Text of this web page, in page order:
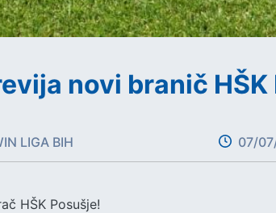
novi branič HŠK
LIGA BIH 07/
HŠK Posušje!